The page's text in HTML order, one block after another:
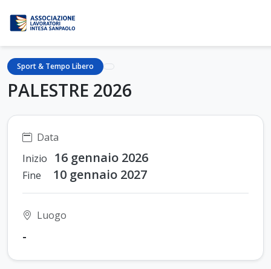
Sport & Tempo Libero
PALESTRE 2026
Data
Inizio
16 gennaio 2026
Fine 10 gennaio 2027
Luogo
-